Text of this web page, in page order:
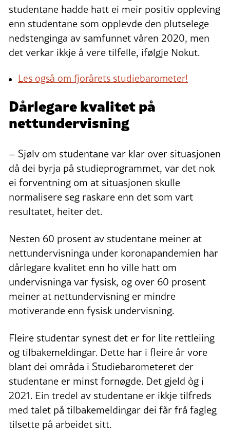
studentane hadde hatt ei meir positiv oppleving
enn studentane som opplevde den plutselege
nedstenginga av samfunnet våren 2020, men
det verkar ikkje å vere tilfelle, ifølgje Nokut.
Les også om fjorårets studiebarometer!
Dårlegare kvalitet på
nettundervisning
– Sjølv om studentane var klar over situasjonen
då dei byrja på studieprogrammet, var det nok
ei forventning om at situasjonen skulle
normalisere seg raskare enn det som vart
resultatet, heiter det.
Nesten 60 prosent av studentane meiner at
nettundervisninga under koronapandemien har
dårlegare kvalitet enn ho ville hatt om
undervisninga var fysisk, og over 60 prosent
meiner at nettundervisning er mindre
motiverande enn fysisk undervisning.
Fleire studentar synest det er for lite rettleiing
og tilbakemeldingar. Dette har i fleire år vore
blant dei områda i Studiebarometeret der
studentane er minst fornøgde. Det gjeld òg i
2021. Ein tredel av studentane er ikkje tilfreds
med talet på tilbakemeldingar dei får frå fagleg
tilsette på arbeidet sitt.